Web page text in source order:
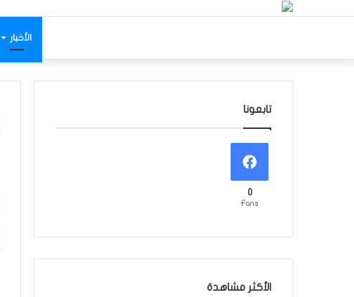
الأخبار
تابعونا
0
Fans
الأكثر مشاهدة